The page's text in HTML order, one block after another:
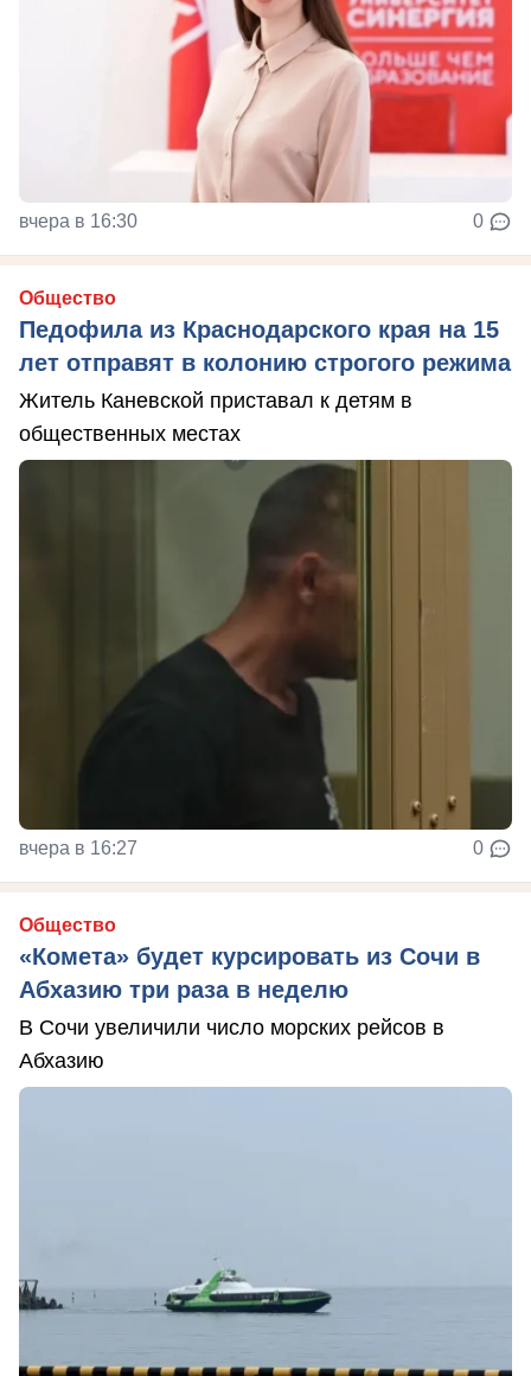
вчера в 16:30 0
Общество
Педофила из Краснодарского края на 15
лет отправят в колонию строгого режима
Житель Каневской приставал к детям в
общественных местах
вчера в 16:27 0
Общество
«Комета» будет курсировать из Сочи в
Абхазию три раза в неделю
В Сочи увеличили число морских рейсов в
Абхазию